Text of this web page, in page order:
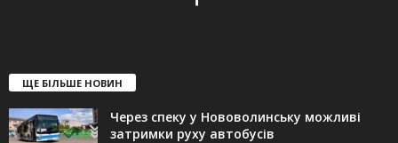
ЩЕ БІЛЬШЕ НОВИН
Через спеку у Нововолинську можливі
затримки руху автобусів